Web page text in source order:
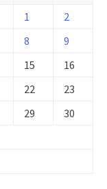
1
2
8
9
15
16
22
23
29
30